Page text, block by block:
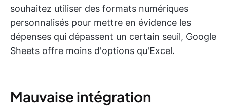
souhaitez utiliser des formats numériques
personnalisés pour mettre en évidence les
dépenses qui dépassent un certain seuil, Google
Sheets offre moins d'options qu'Excel.
Mauvaise intégration